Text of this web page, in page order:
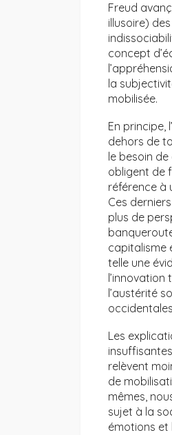
Freud
illusoire)
concept
la
mobilisée.
En principe,
dehors de
le besoin
obligent de
référence à
Ces
plus de
capitalisme
telle une
l’austérité
Les
relèvent
de
mêmes,
sujet à la
émotions et